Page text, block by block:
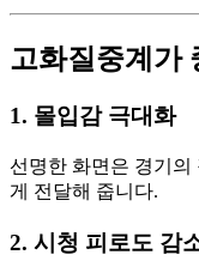
고화질중계가
1. 몰입감 극대화
선명한 화면은 경기
게 전달해 줍니다.
2. 시청 피로도 감